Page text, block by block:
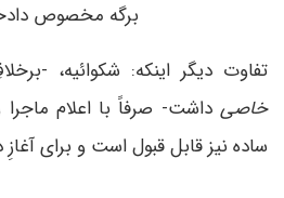
برگه مخصوص
تفاوت دیگر اینکه: شکوائیه، -
خاصی داشت- صرفاً با اعلام
ساده نیز قابل قبول است و برای